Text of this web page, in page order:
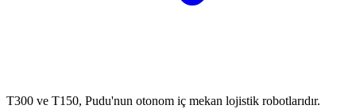
T300 ve T150, Pudu'nun otonom iç mekan lojistik robotlarıdır.